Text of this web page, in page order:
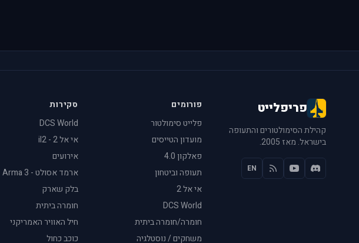
פריפלייט
קהילת הסימולטורים והתעופה
בישראל. מאז 2005.
EN
פורומים
פלייט סימולטור
מועדון הטייסים
פאלקון 4.0
תעופה וביטחון
אי אל 2
DCS World
חומרה/חומרה ביתית
משחקים / נוסטלגיה
סקירות
DCS World
אי אל 2 - il2
אירועים
ארמד אסולט - Arma 3
בלק שארק
חומרה ביתית
חיל האוויר האמריקני
כוכב כחול